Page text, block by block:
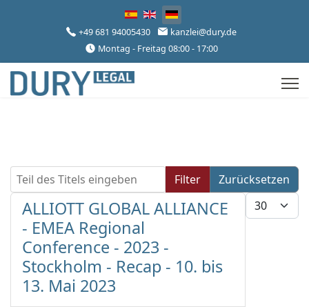
Sprache auswählen
+49 681 94005430
kanzlei@dury.de
Montag - Freitag 08:00 - 17:00
Teil des Titels eingeben Filter
Zurücksetzen
Anzeige #
ALLIOTT GLOBAL ALLIANCE
- EMEA Regional
Conference - 2023 -
Stockholm - Recap - 10. bis
13. Mai 2023